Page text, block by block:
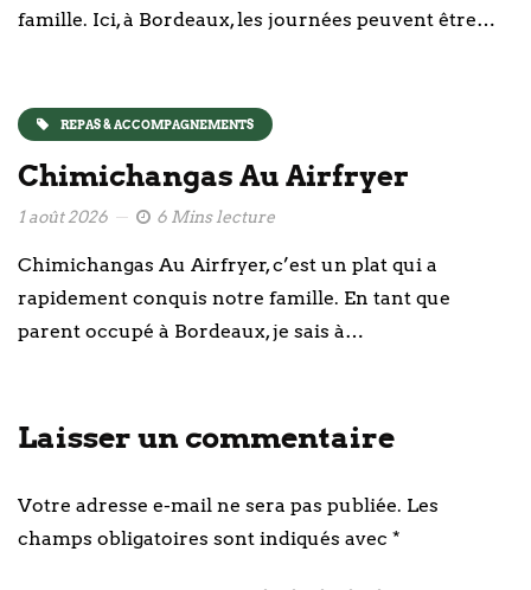
famille. Ici, à Bordeaux, les journées peuvent être…
REPAS & ACCOMPAGNEMENTS
Chimichangas Au Airfryer
1 août 2026 6 Mins lecture
Chimichangas Au Airfryer, c’est un plat qui a
rapidement conquis notre famille. En tant que
parent occupé à Bordeaux, je sais à…
Laisser un commentaire
Votre adresse e-mail ne sera pas publiée. Les
champs obligatoires sont indiqués avec *